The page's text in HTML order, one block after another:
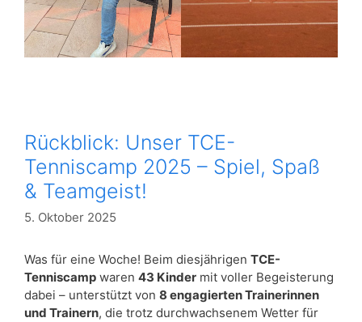
Rückblick: Unser TCE-
Tenniscamp 2025 – Spiel, Spaß
& Teamgeist!
5. Oktober 2025
Was für eine Woche! Beim diesjährigen TCE-
Tenniscamp waren 43 Kinder mit voller Begeisterung
dabei – unterstützt von 8 engagierten Trainerinnen
und Trainern, die trotz durchwachsenem Wetter für